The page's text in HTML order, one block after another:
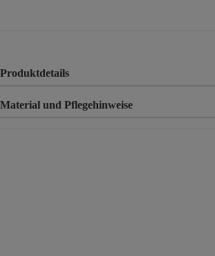
Produktdetails
Material und Pflegehinweise